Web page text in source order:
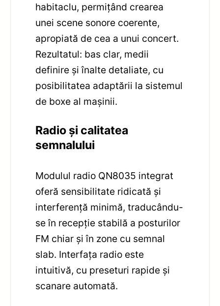
habitaclu, permițând crearea
unei scene sonore coerente,
apropiată de cea a unui concert.
Rezultatul: bas clar, medii
definire și înalte detaliate, cu
posibilitatea adaptării la sistemul
de boxe al mașinii.
Radio și calitatea
semnalului
Modulul radio QN8035 integrat
oferă sensibilitate ridicată și
interferență minimă, traducându-
se în recepție stabilă a posturilor
FM chiar și în zone cu semnal
slab. Interfața radio este
intuitivă, cu preseturi rapide și
scanare automată.